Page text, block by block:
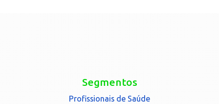
Segmentos
Profissionais de Saúde